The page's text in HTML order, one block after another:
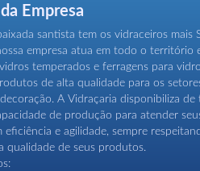
Empresa
santista tem os vidraceiros mais
empresa atua em todo o território
temperados e ferragens para
de alta qualidade para os
A Vidraçaria disponibiliza de
de produção para atender
eficiência e agilidade, sempre
qualidade de seus produtos.